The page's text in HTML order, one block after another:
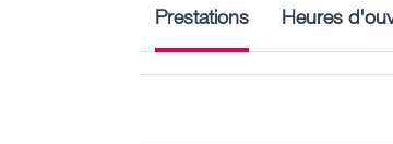
Prestations Heures